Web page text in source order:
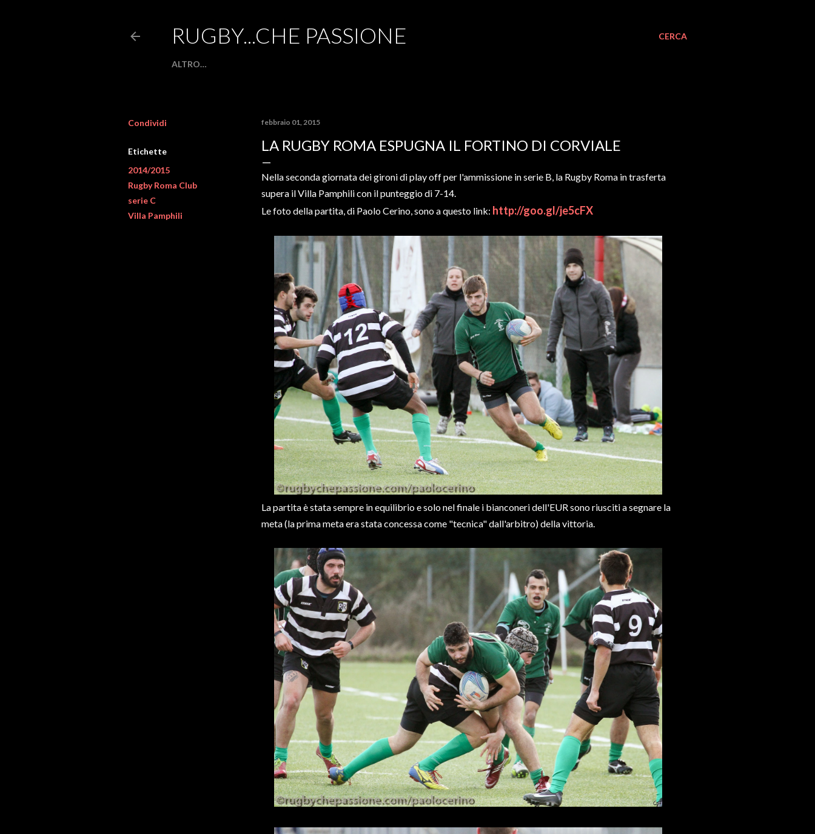
CERCA
RUGBY...CHE PASSIONE
ALTRO…
Condividi
Etichette
2014/2015
Rugby Roma Club
serie C
Villa Pamphili
febbraio 01, 2015
LA RUGBY ROMA ESPUGNA IL FORTINO DI CORVIALE
Nella seconda giornata dei gironi di play off per l'ammissione in serie B, la Rugby Roma in trasferta
supera il Villa Pamphili con il punteggio di 7-14.
Le foto della partita, di Paolo Cerino, sono a questo link: http://goo.gl/je5cFX
La partita è stata sempre in equilibrio e solo nel finale i bianconeri dell'EUR sono riusciti a segnare la
meta (la prima meta era stata concessa come "tecnica" dall'arbitro) della vittoria.